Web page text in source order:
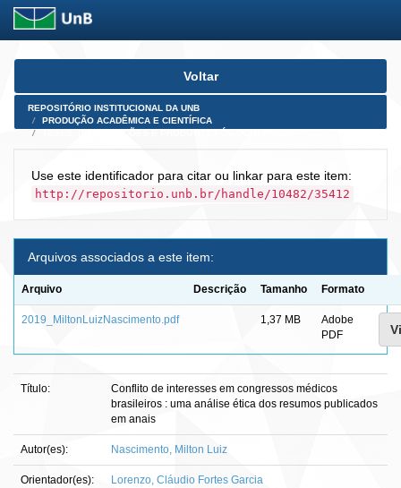
Skip
Voltar
REPOSITÓRIO INSTITUCIONAL DA UNB
PRODUÇÃO ACADÊMICA E CIENTÍFICA
Use este identificador para citar ou linkar para este item:
http://repositorio.unb.br/handle/10482/35412
Arquivos associados a este item:
Arquivo Descrição Tamanho Formato
2019_MiltonLuizNascimento.pdf 1,37 MB
Adobe
PDF
Título:
Conflito de interesses em congressos médicos
brasileiros : uma análise ética dos resumos publicados
em anais
Autor(es): Nascimento, Milton Luiz
Orientador(es): Lorenzo, Cláudio Fortes Garcia